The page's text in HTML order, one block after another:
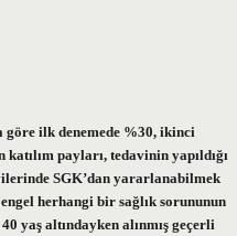
göre ilk denemede %30, ikinci
payları, tedavinin yapıldığı
SGK’dan yararlanabilmek
herhangi bir sağlık sorununun
yaş altındayken alınmış geçerli